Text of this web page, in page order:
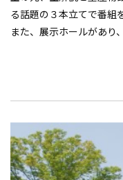
る話題の３本立てで番組
また、展示ホールがあり
土・日・祝日の午後１